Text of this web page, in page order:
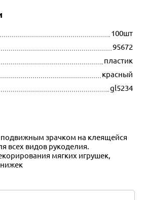
100шт
95672
пластик
красный
gl5234
подвижным зрачком на клеящейся
всех видов рукоделия.
мягких игрушек,